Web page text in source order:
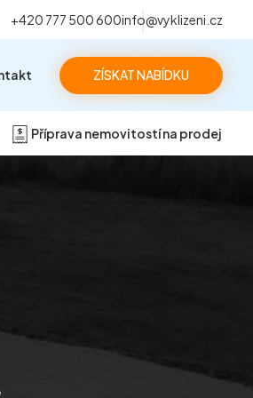
+420 777 500 600info@vyklizeni.cz
ZÍSKAT NABÍDKU
Příprava nemovitostí na prodej